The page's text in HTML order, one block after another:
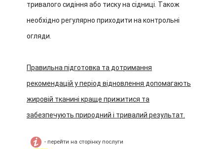
тривалого сидіння або тиску на сідниці. Також
необхідно регулярно приходити на контрольні
огляди.
Правильна підготовка та дотримання
рекомендацій у період відновлення допомагають
жировій тканині краще прижитися та
забезпечують природний і тривалий результат.
- перейти на сторінку послуги